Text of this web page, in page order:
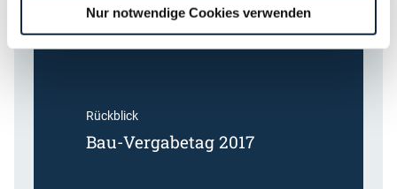
Nur notwendige Cookies verwenden
Rückblick
Bau-Vergabetag 2017